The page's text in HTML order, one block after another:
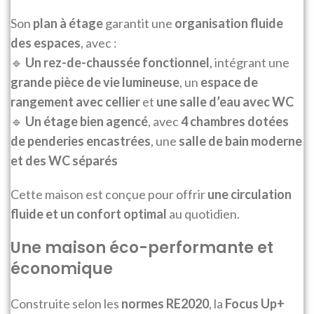
Son plan à étagegarantit une organisation fluide
des espaces, avec :
🔹 Un rez-de-chaussée fonctionnel, intégrant une
grande pièce de vie lumineuse, un espace de
rangement avec cellieret une salle d’eau avec WC
🔹 Un étage bien agencé, avec4 chambres dotées
de penderies encastrées, une salle de bain moderne
et des WC séparés
Cette maison est conçue pour offrirune circulation
fluide et un confort optimal au quotidien.
Une maison éco-performante et
économique
Construite selon les normes RE2020, la Focus Up+